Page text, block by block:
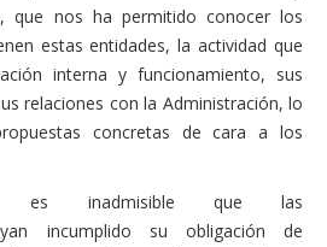
que nos ha permitido conocer los
estas entidades, la actividad que
interna y funcionamiento, sus
relaciones con la Administración, lo
concretas de cara a los
es inadmisible que las
incumplido su obligación de